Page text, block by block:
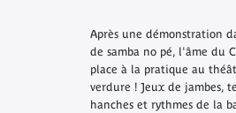
Après une démonstration
de samba no pé, l'âme du
place à la pratique au
verdure ! Jeux de jambes,
hanches et rythmes de la